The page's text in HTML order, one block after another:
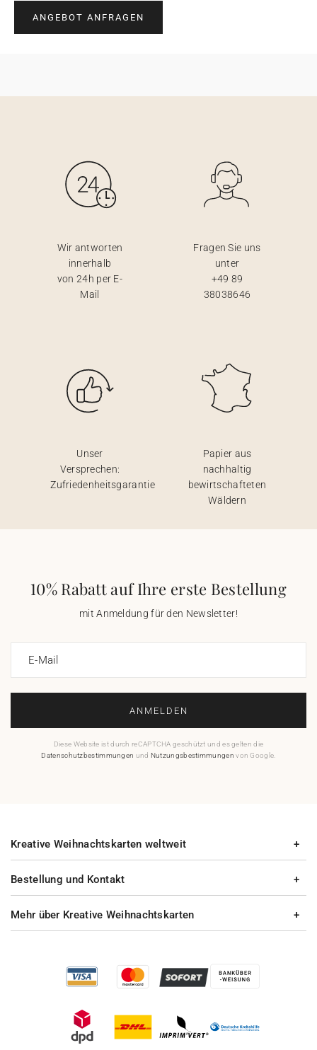
ANGEBOT ANFRAGEN
Wir antworten
innerhalb
von 24h per E-
Mail
Fragen Sie uns
unter
+49 89
38038646
Unser
Versprechen:
Zufriedenheitsgarantie
Papier aus
nachhaltig
bewirtschafteten
Wäldern
10% Rabatt auf Ihre erste Bestellung
mit Anmeldung für den Newsletter!
E-Mail
ANMELDEN
Diese Website ist durch reCAPTCHA geschützt und es gelten die
Datenschutzbestimmungen und Nutzungsbestimmungen von Google.
Bestellung und Kontakt
Mehr über Kreative Weihnachtskarten
Kreative Weihnachtskarten weltweit